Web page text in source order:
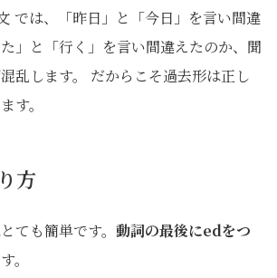
では、「昨日」と「今日」を言い間違
」と「行く」を言い間違えたのか、聞
乱します。 だからこそ過去形は正し
す。
方
ても簡単です。 動詞の最後にedをつ
。